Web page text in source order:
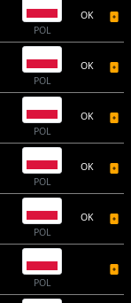
POL
OK
POL
OK
POL
OK
POL
OK
POL
OK
POL